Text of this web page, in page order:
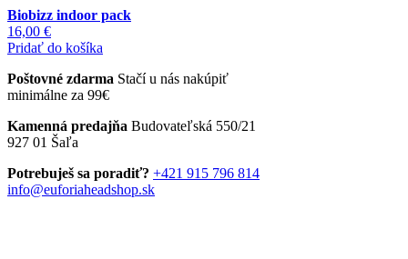
variantov.
si
vybrať
na
produktu.
Biobizz indoor pack
16,00 €
Pridať do košíka
Poštovné zdarma Stačí u nás nakúpiť
minimálne za 99€
Kamenná predajňa Budovateľská 550/21
927 01 Šaľa
Potrebuješ sa poradiť? +421 915 796 814
info@euforiaheadshop.sk